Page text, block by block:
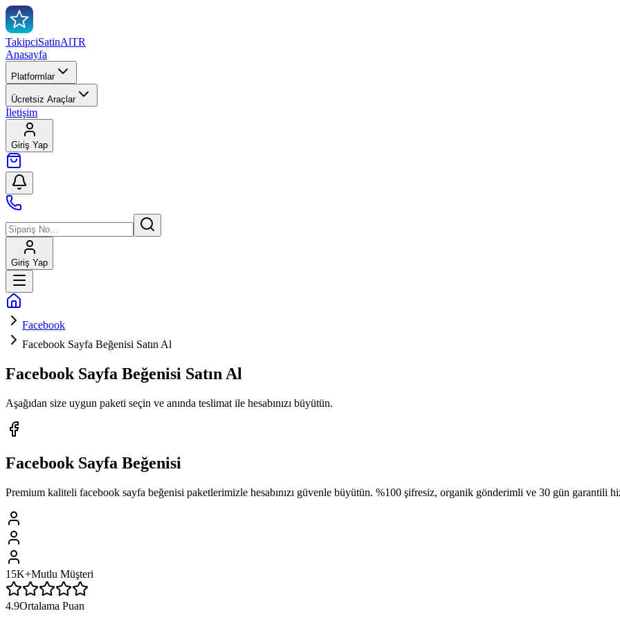
TakipciSatinAlTR
Anasayfa
Platformlar
Ücretsiz Araçlar
İletişim
Giriş Yap
Giriş Yap
Facebook
Facebook Sayfa Beğenisi Satın Al
Facebook Sayfa Beğenisi Satın Al
Aşağıdan size uygun paketi seçin ve anında teslimat ile hesabınızı büyütün.
Facebook Sayfa Beğenisi
Premium kaliteli facebook sayfa beğenisi paketlerimizle hesabınızı güvenle büyütün. %100 şifresiz, organik gönderimli ve 30 gün garantili
15K+Mutlu Müşteri
4.9Ortalama Puan